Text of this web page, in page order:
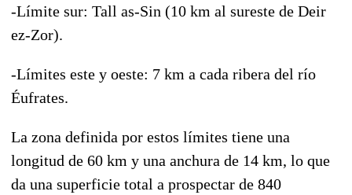
-Límite sur: Tall as-Sin (10 km al sureste de Deir
ez-Zor).
-Límites este y oeste: 7 km a cada ribera del río
Éufrates.
La zona definida por estos límites tiene una
longitud de 60 km y una anchura de 14 km, lo que
da una superficie total a prospectar de 840